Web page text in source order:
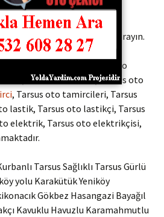
sunmaktayız. Oto Çekiciler
bize fiyat sormadan
ve uygun fiyatlar için arayın.
oto kurtarıcı, Tarsus oto
Tarsus oto tamir, Tarsus oto
, Tarsus oto tamircileri, Tarsus
lastik, Tarsus oto lastikçi, Tarsus
elektrik, Tarsus oto elektrikçisi,
Tarsus Sağlıklı Tarsus Gürlü
yolu Karakütük Yeniköy
Gökbez Hasangazi Bayağıl
Kavuklu Havuzlu Karamahmutlu